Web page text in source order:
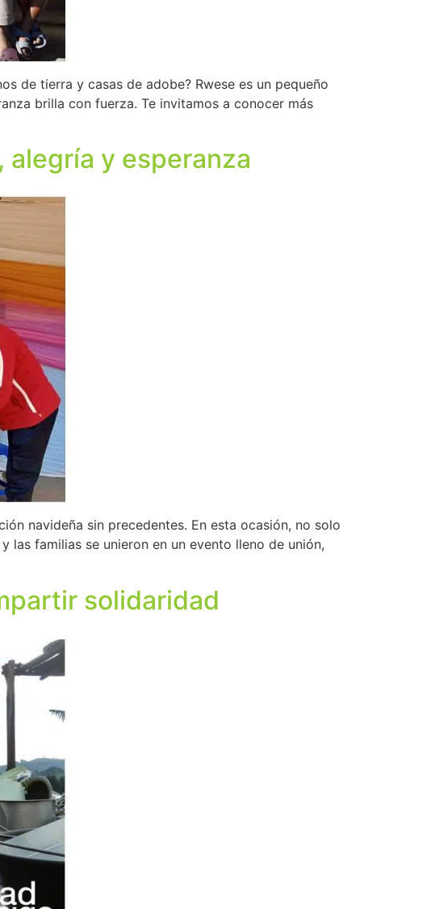
de tierra y casas de adobe? Rwese es un pequeño
brilla con fuerza. Te invitamos a conocer más
alegría y esperanza
navideña sin precedentes. En esta ocasión, no solo
las familias se unieron en un evento lleno de unión,
solidaridad